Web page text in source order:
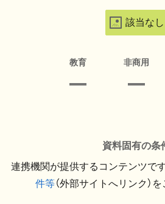
該当なし
教育 非商用
資料固有の条
連携機関が提供するコンテンツです
件等（外部サイトへリンク）